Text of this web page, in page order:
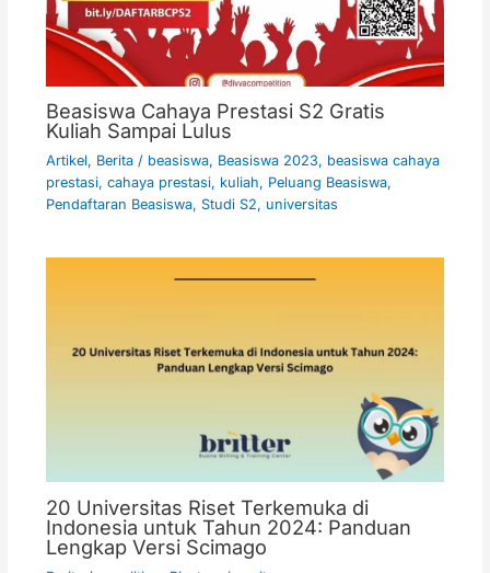
Beasiswa Cahaya Prestasi S2 Gratis
Kuliah Sampai Lulus
Artikel, Berita/ beasiswa, Beasiswa 2023, beasiswa cahaya
prestasi, cahaya prestasi, kuliah, Peluang Beasiswa,
Pendaftaran Beasiswa, Studi S2, universitas
20 Universitas Riset Terkemuka di
Indonesia untuk Tahun 2024: Panduan
Lengkap Versi Scimago